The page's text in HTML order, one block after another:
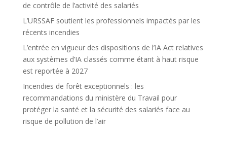
de contrôle de l’activité des salariés
L’URSSAF soutient les professionnels impactés par les
récents incendies
L’entrée en vigueur des dispositions de l’IA Act relatives
aux systèmes d’IA classés comme étant à haut risque
est reportée à 2027
Incendies de forêt exceptionnels : les
recommandations du ministère du Travail pour
protéger la santé et la sécurité des salariés face au
risque de pollution de l’air